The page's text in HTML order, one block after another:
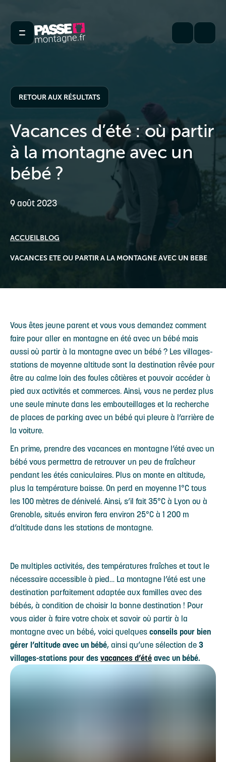
RETOUR AUX RÉSULTATS
Vacances d’été : où partir
à la montagne avec un
bébé ?
9 août 2023
ACCUEILBLOG
VACANCES ETE OU PARTIR A LA MONTAGNE AVEC UN BEBE
Vous êtes jeune parent et vous vous demandez comment
faire pour aller en montagne en été avec un bébé mais
aussi où partir à la montagne avec un bébé ? Les villages-
stations de moyenne altitude sont la destination rêvée pour
être au calme loin des foules côtières et pouvoir accéder à
pied aux activités et commerces. Ainsi, vous ne perdez plus
une seule minute dans les embouteillages et la recherche
de places de parking avec un bébé qui pleure à l’arrière de
la voiture.
En prime, prendre des vacances en montagne l’été avec un
bébé vous permettra de retrouver un peu de fraîcheur
pendant les étés caniculaires. Plus on monte en altitude,
plus la température baisse. On perd en moyenne 1°C tous
les 100 mètres de dénivelé. Ainsi, s’il fait 35°C à Lyon ou à
Grenoble, situés environ fera environ 25°C à 1 200 m
d’altitude dans les stations de montagne.
De multiples activités, des températures fraîches et tout le
nécessaire accessible à pied… La montagne l’été est une
destination parfaitement adaptée aux familles avec des
bébés, à condition de choisir la bonne destination ! Pour
vous aider à faire votre choix et savoir où partir à la
montagne avec un bébé, voici quelques conseils pour bien
gérer l’altitude avec un bébé, ainsi qu’une sélection de 3
villages-stations pour des vacances d’été avec un bébé.